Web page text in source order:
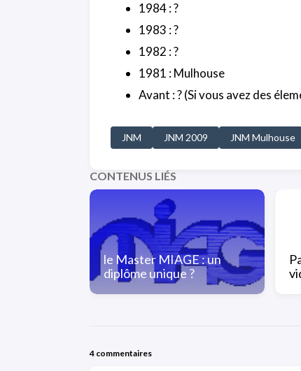
1984 : ?
1983 : ?
1982 : ?
1981 : Mulhouse
Avant : ? (Si vous avez des
JNM JNM 2009 JNM Mulhouse
CONTENUS LIÉS
le Master MIAGE : un
diplôme unique ?
4 commentaires